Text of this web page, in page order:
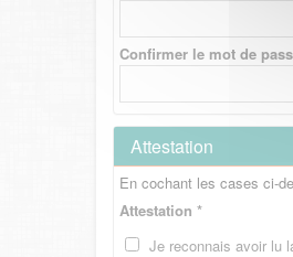
Confirmer le mot de
Attestation
En cochant les cases ci-
Attestation *
Je reconnais avoir lu